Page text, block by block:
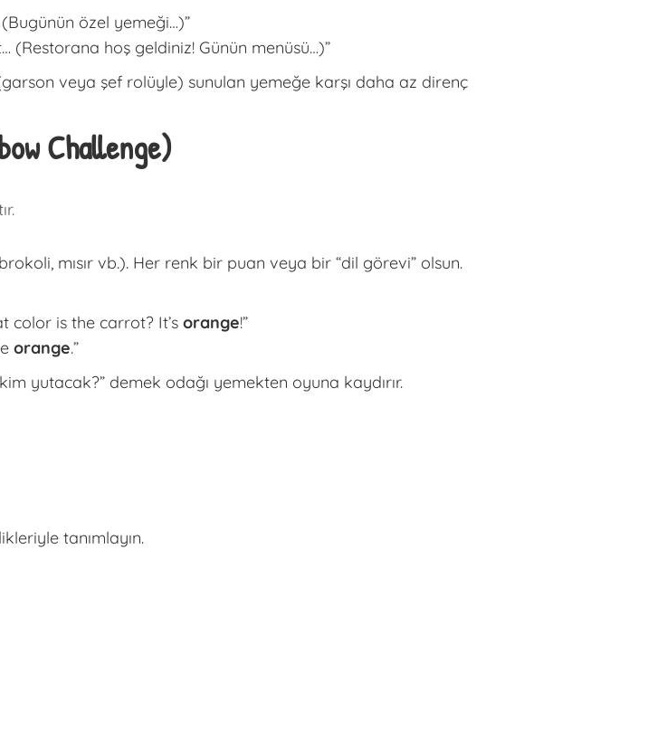
özel yemeği…)”
(Restorana hoş geldiniz! Günün menüsü…)”
veya şef rolüyle) sunulan yemeğe karşı daha az direnç
Challenge)
mısır vb.). Her renk bir puan veya bir “dil görevi” olsun.
color is the carrot? It’s orange!”
orange.”
yutacak?” demek odağı yemekten oyuna kaydırır.
tanımlayın.